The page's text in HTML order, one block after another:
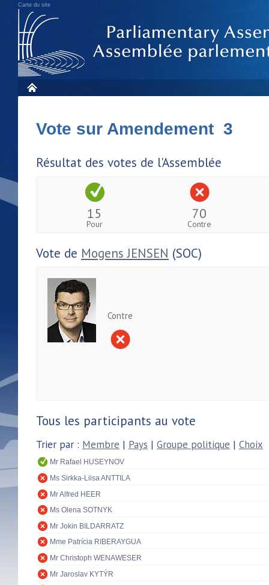
Carte du site
Vote sur Amendement 3
Résultat des votes de l'Assemblée
15
Pour
70
Contre
Vote de Mogens JENSEN (SOC)
Contre
Tous les participants au vote
Trier par : Membre | Pays | Groupe politique | Choix
Mr Rafael HUSEYNOV
Ms Sirkka-Liisa ANTTILA
Mr Alfred HEER
Ms Olena SOTNYK
Mr Jokin BILDARRATZ
Mme Patrícia RIBERAYGUA
Mr Christoph WENAWESER
Mr Jaroslav KYTÝR